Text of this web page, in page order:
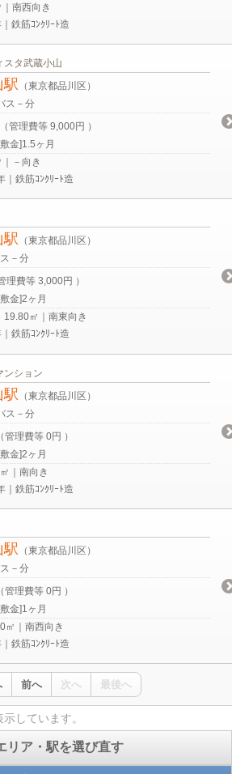
南西向き
鉄筋ｺﾝｸﾘｰﾄ造
スタ武蔵小山
駅 （東京都品川区）
ス－分
（管理費等 9,000円 ）
金]1.5ヶ月
－向き
｜鉄筋ｺﾝｸﾘｰﾄ造
駅 （東京都品川区）
－分
理費等 3,000円 ）
金]2ヶ月
19.80㎡｜南東向き
鉄筋ｺﾝｸﾘｰﾄ造
ンション
（東京都品川区）
ス－分
（管理費等 0円 ）
金]2ヶ月
｜南向き
｜鉄筋ｺﾝｸﾘｰﾄ造
駅 （東京都品川区）
－分
（管理費等 0円 ）
金]1ヶ月
㎡｜南西向き
鉄筋ｺﾝｸﾘｰﾄ造
前へ 次へ 最後へ
しています。
リア・駅を選び直す